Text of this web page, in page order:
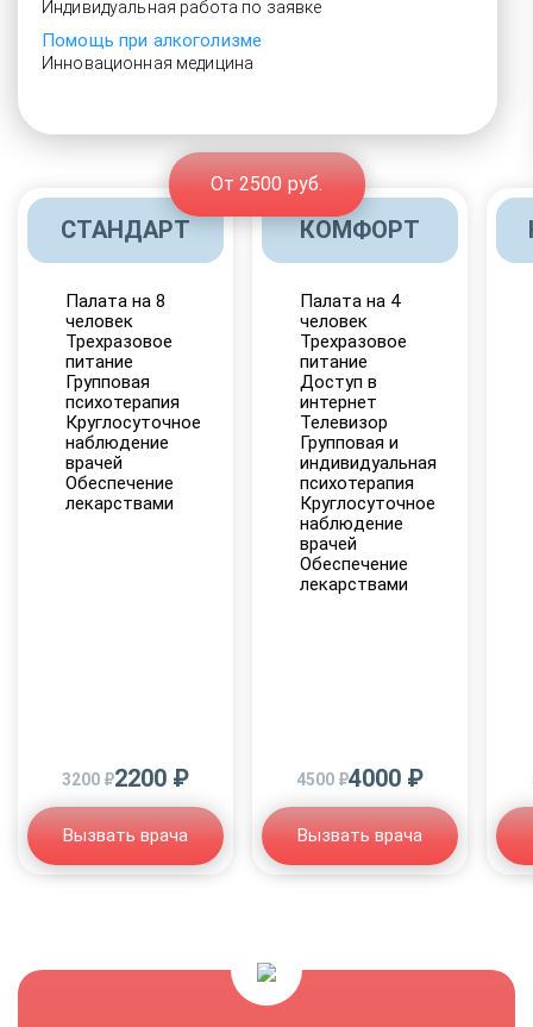
Индивидуальная работа по заявке
Помощь при алкоголизме
Инновационная медицина
От 2500 руб.
СТАНДАРТ
Палата на 8
человек
Трехразовое
питание
Групповая
психотерапия
Круглосуточное
наблюдение
врачей
Обеспечение
лекарствами
3200 ₽2200 ₽
Вызвать врача
КОМФОРТ
Палата на 4
человек
Трехразовое
питание
Доступ в
интернет
Телевизор
Групповая и
индивидуальная
психотерапия
Круглосуточное
наблюдение
врачей
Обеспечение
лекарствами
4500 ₽4000 ₽
Вызвать врача